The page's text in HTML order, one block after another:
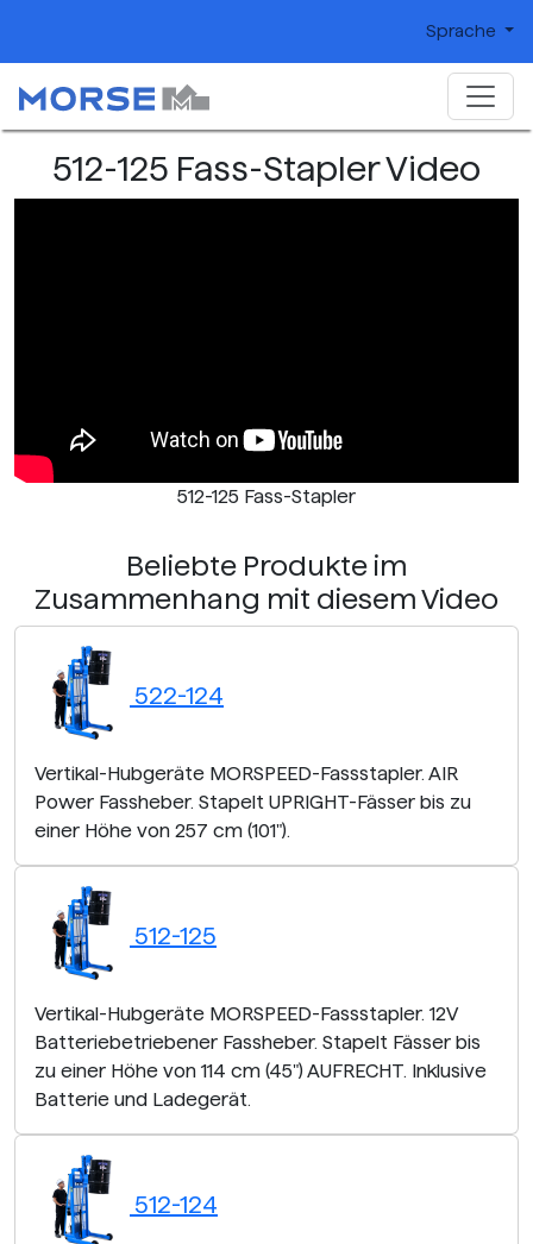
Sprache
512-125 Fass-Stapler Video
512-125 Fass-Stapler
Beliebte Produkte im
Zusammenhang mit diesem Video
522-124
Vertikal-Hubgeräte MORSPEED-Fassstapler. AIR
Power Fassheber. Stapelt UPRIGHT-Fässer bis zu
einer Höhe von 257 cm (101").
512-125
Vertikal-Hubgeräte MORSPEED-Fassstapler. 12V
Batteriebetriebener Fassheber. Stapelt Fässer bis
zu einer Höhe von 114 cm (45") AUFRECHT. Inklusive
Batterie und Ladegerät.
512-124